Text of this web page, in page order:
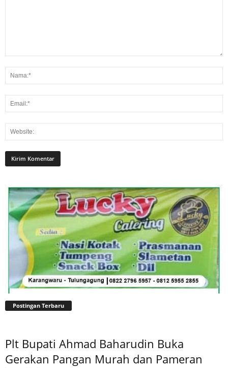
Postingan Terbaru
Plt Bupati Ahmad Baharudin Buka
Gerakan Pangan Murah dan Pameran